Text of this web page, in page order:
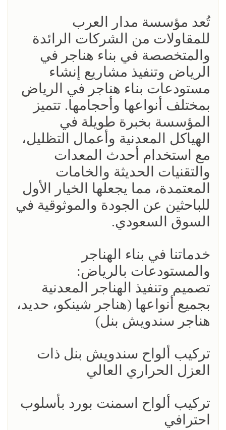
تُعد مؤسسة مدار العرب
للمقاولات من الشركات الرائدة
والمتخصصة في بناء هناجر في
الرياض وتنفيذ مشاريع إنشاء
مستودعات بناء هناجر في الرياض
بمختلف أنواعها وأحجامها. تتميز
المؤسسة بخبرة طويلة في
الهياكل المعدنية وأعمال التظليل،
مع استخدام أحدث المعدات
والتقنيات الحديثة والخامات
المعتمدة، مما يجعلها الخيار الأول
للباحثين عن الجودة والموثوقية في
السوق السعودي.
خدماتنا في بناء الهناجر
والمستودعات بالرياض:
تصميم وتنفيذ الهناجر المعدنية
بجميع أنواعها (هناجر شينكو، حديد،
هناجر سندويش بنل)
تركيب ألواح سندويش بنل ذات
العزل الحراري العالي
تركيب ألواح اسمنت بورد بأسلوب
احترافي